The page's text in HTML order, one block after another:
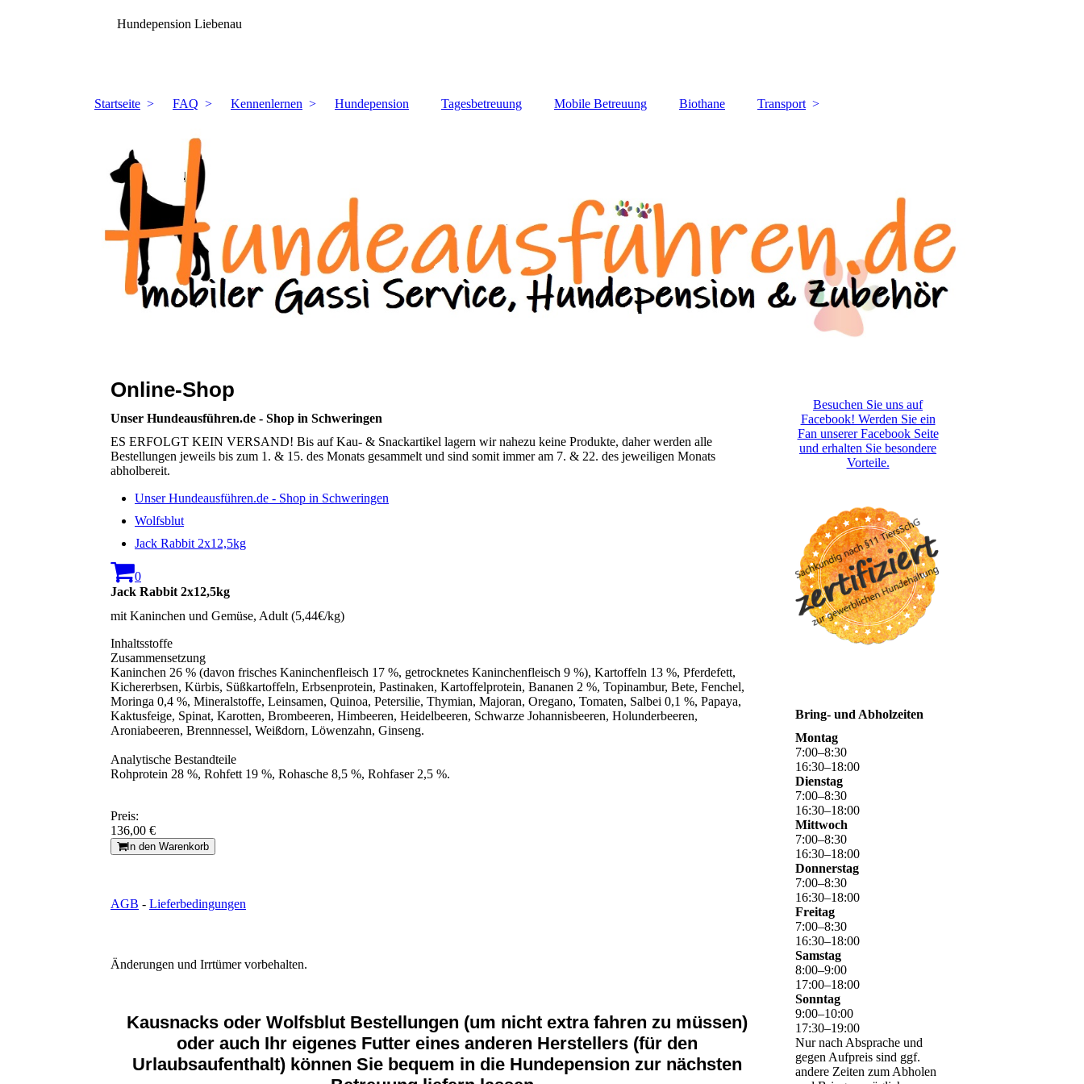
Hundepension Liebenau
Startseite FAQ Kennenlernen Hundepension Tagesbetreuung Mobile Betreuung Biothane Transport
Online-Shop
Unser Hundeausführen.de - Shop in Schweringen
ES ERFOLGT KEIN VERSAND! Bis auf Kau- & Snackartikel lagern wir nahezu keine Produkte, daher werden alle
Bestellungen jeweils bis zum 1. & 15. des Monats gesammelt und sind somit immer am 7. & 22. des jeweiligen Monats
abholbereit.
Unser Hundeausführen.de - Shop in Schweringen
Wolfsblut
Jack Rabbit 2x12,5kg
0
Jack Rabbit 2x12,5kg
mit Kaninchen und Gemüse, Adult (5,44€/kg)
Inhaltsstoffe
Zusammensetzung
Kaninchen 26 % (davon frisches Kaninchenfleisch 17 %, getrocknetes Kaninchenfleisch 9 %), Kartoffeln 13 %, Pferdefett,
Kichererbsen, Kürbis, Süßkartoffeln, Erbsenprotein, Pastinaken, Kartoffelprotein, Bananen 2 %, Topinambur, Bete, Fenchel,
Moringa 0,4 %, Mineralstoffe, Leinsamen, Quinoa, Petersilie, Thymian, Majoran, Oregano, Tomaten, Salbei 0,1 %, Papaya,
Kaktusfeige, Spinat, Karotten, Brombeeren, Himbeeren, Heidelbeeren, Schwarze Johannisbeeren, Holunderbeeren,
Aroniabeeren, Brennnessel, Weißdorn, Löwenzahn, Ginseng.
Analytische Bestandteile
Rohprotein 28 %, Rohfett 19 %, Rohasche 8,5 %, Rohfaser 2,5 %.
Preis:
136,00 €
In den Warenkorb
AGB - Lieferbedingungen
Änderungen und Irrtümer vorbehalten.
Kausnacks oder Wolfsblut Bestellungen (um nicht extra fahren zu müssen)
oder auch Ihr eigenes Futter eines anderen Herstellers (für den
Urlaubsaufenthalt) können Sie bequem in die Hundepension zur nächsten
Besuchen Sie uns auf
Facebook! Werden Sie ein
Fan unserer Facebook Seite
und erhalten Sie besondere
Vorteile.
Bring- und Abholzeiten
Montag
7:00–8:30
16:30–18:00
Dienstag
7:00–8:30
16:30–18:00
Mittwoch
7:00–8:30
16:30–18:00
Donnerstag
7:00–8:30
16:30–18:00
Freitag
7:00–8:30
16:30–18:00
Samstag
8:00–9:00
17:00–18:00
Sonntag
9:00–10:00
17:30–19:00
Nur nach Absprache und
gegen Aufpreis sind ggf.
andere Zeiten zum Abholen